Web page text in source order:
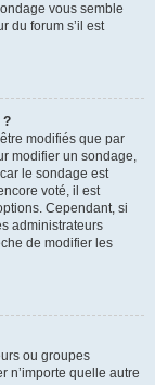
vous semble
du forum s’il est
?
modifiés que par
modifier un sondage,
le sondage est
voté, il est
Cependant, si
administrateurs
de modifier les
ou groupes
n’importe quelle autre